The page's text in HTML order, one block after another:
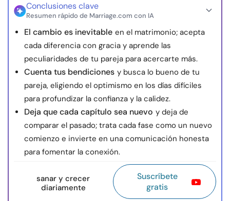
Conclusiones clave
Resumen rápido de Marriage.com con IA
El cambio es inevitable en el matrimonio; acepta
cada diferencia con gracia y aprende las
peculiaridades de tu pareja para acercarte más.
Cuenta tus bendiciones y busca lo bueno de tu
pareja, eligiendo el optimismo en los días difíciles
para profundizar la confianza y la calidez.
Deja que cada capítulo sea nuevo y deja de
comparar el pasado; trata cada fase como un nuevo
comienzo e invierte en una comunicación honesta
para fomentar la conexión.
sanar y crecer
diariamente
Suscríbete
gratis